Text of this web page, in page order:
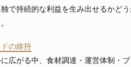
で持続的な利益を生み出せるかど
の維持
広がる中、食材調達・運営体制・